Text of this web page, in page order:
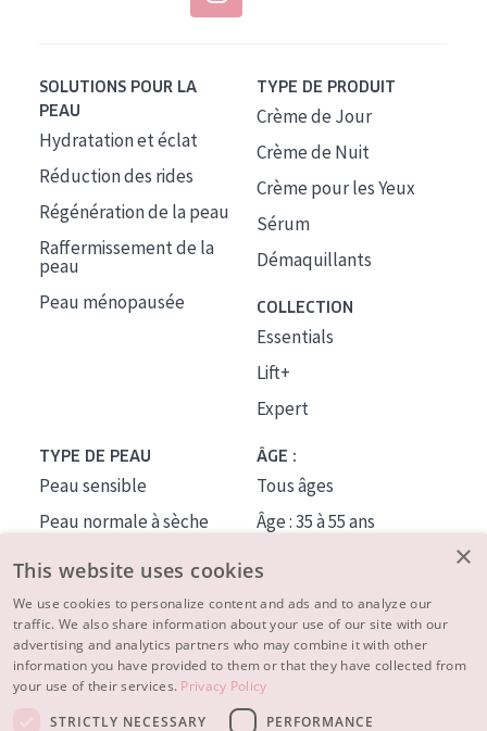
SOLUTIONS POUR LA
PEAU
Hydratation et éclat
Réduction des rides
Régénération de la peau
Raffermissement de la
peau
Peau ménopausée
TYPE DE PRODUIT
Crème de Jour
Crème de Nuit
Crème pour les Yeux
Sérum
Démaquillants
COLLECTION
Essentials
Lift+
Expert
TYPE DE PEAU
Peau sensible
Peau normale à sèche
Peau mixte ou grasse
Peau mature
Peau ménopausée
ÂGE :
Tous âges
Âge : 35 à 55 ans
À PROPOS
CONSEILS BEAUTÉ
×
This website uses cookies
We use cookies to personalize content and ads and to analyze our
traffic. We also share information about your use of our site with our
advertising and analytics partners who may combine it with other
information you have provided to them or that they have collected from
your use of their services. Privacy Policy
STRICTLY NECESSARY
PERFORMANCE